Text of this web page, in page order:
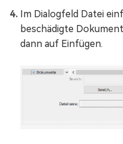
Im Dialogfeld Datei
beschädigte
dann auf Einfügen.